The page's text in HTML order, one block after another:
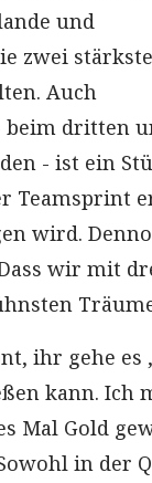
und
zwei
Auch
dritten
- ist ein
Teamsprint
wird.
wir mit
ihr gehe es
kann. Ich
Mal Gold
in der